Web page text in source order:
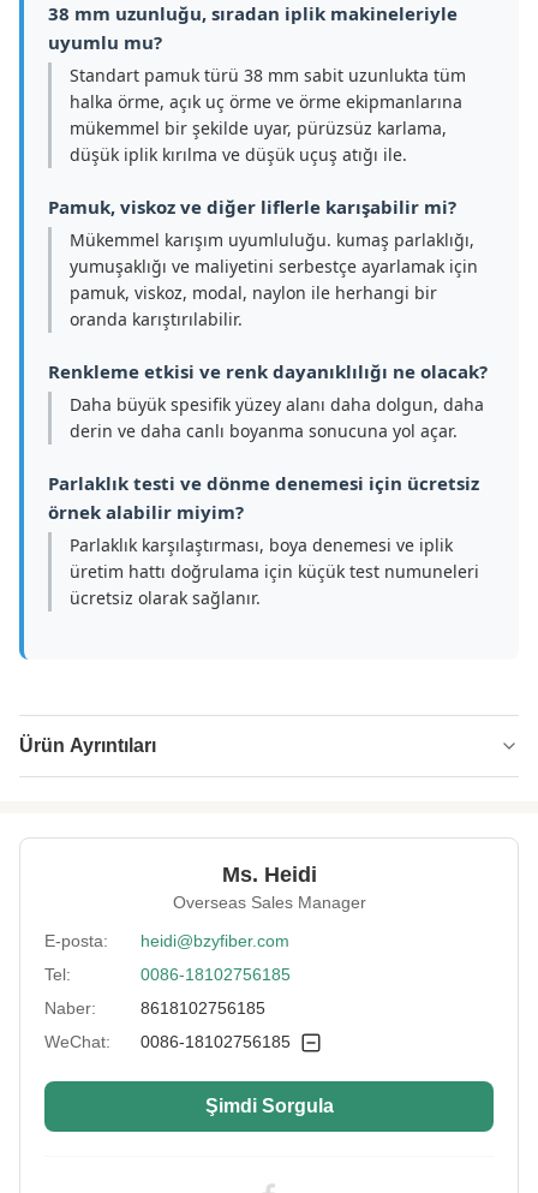
38 mm uzunluğu, sıradan iplik makineleriyle
uyumlu mu?
Standart pamuk türü 38 mm sabit uzunlukta tüm
halka örme, açık uç örme ve örme ekipmanlarına
mükemmel bir şekilde uyar, pürüzsüz karlama,
düşük iplik kırılma ve düşük uçuş atığı ile.
Pamuk, viskoz ve diğer liflerle karışabilir mi?
Mükemmel karışım uyumluluğu. kumaş parlaklığı,
yumuşaklığı ve maliyetini serbestçe ayarlamak için
pamuk, viskoz, modal, naylon ile herhangi bir
oranda karıştırılabilir.
Renkleme etkisi ve renk dayanıklılığı ne olacak?
Daha büyük spesifik yüzey alanı daha dolgun, daha
derin ve daha canlı boyanma sonucuna yol açar.
Parlaklık testi ve dönme denemesi için ücretsiz
örnek alabilir miyim?
Parlaklık karşılaştırması, boya denemesi ve iplik
üretim hattı doğrulama için küçük test numuneleri
ücretsiz olarak sağlanır.
Ürün Ayrıntıları
Specification: 2,5D*38mm
Color: Beyaz
More Sizes: Özelleştirilebilir
Siliconized/Non-
Silicified:
silisleşmemiş
Ms. Heidi
Overseas Sales Manager
E-posta:
heidi@bzyfiber.com
Tel:
0086-18102756185
Naber:
8618102756185
WeChat:
0086-18102756185
Şimdi Sorgula